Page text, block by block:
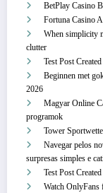
BetPlay Casino
Fortuna Casino
When simplicity
clutter
Test Post Created
Beginnen met
2026
Magyar Online
programok
Tower
Navegar pelos
surpresas simples e
Test Post Created
Watch OnlyFans